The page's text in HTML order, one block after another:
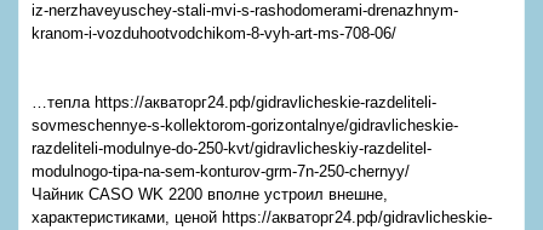
iz-nerzhaveyuschey-stali-mvi-s-rashodomerami-drenazhnym-
kranom-i-vozduhootvodchikom-8-vyh-art-ms-708-06/
…тепла https://акваторг24.рф/gidravlicheskie-razdeliteli-
sovmeschennye-s-kollektorom-gorizontalnye/gidravlicheskie-
razdeliteli-modulnye-do-250-kvt/gidravlicheskiy-razdelitel-
modulnogo-tipa-na-sem-konturov-grm-7n-250-chernyy/
Чайник CASO WK 2200 вполне устроил внешне,
характеристиками, ценой https://акваторг24.рф/gidravlicheskie-